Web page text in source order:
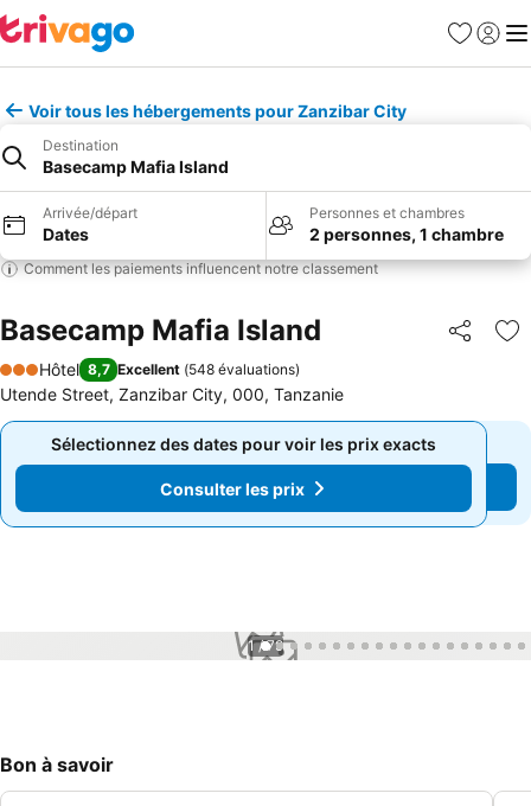
Favoris
Se
Voir tous les hébergements pour Zanzibar City
Destination
Basecamp Mafia Island
Arrivée/départ
Dates
Personnes et chambres
2 personnes, 1 chambre
Comment les paiements influencent notre classement
Basecamp Mafia Island Partager
3 Étoiles
Hôtel 8,7 Excellent (548 évaluations)
Utende Street, Zanzibar City, 000, Tanzanie
Sélectionnez des dates pour voir les prix exacts
Consulter les prix
Sélectionnez des dates pour voir les prix exacts
Consulter les prix
1 / 79
Bon à savoir